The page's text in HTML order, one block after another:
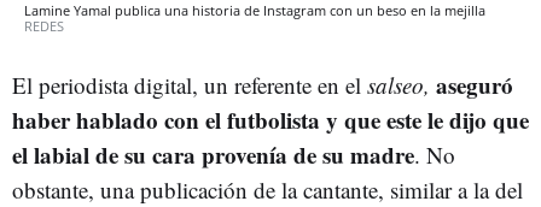
Lamine Yamal publica una historia de Instagram con un beso en la mejilla
REDES
El periodista digital, un referente en el salseo, aseguró
haber hablado con el futbolista y que este le dijo que
el labial de su cara provenía de su madre. No
obstante, una publicación de la cantante, similar a la del